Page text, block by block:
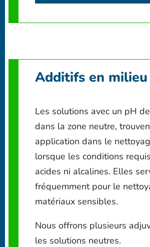
Additifs en
Les solutions avec un pH
dans la zone neutre,
application dans le
lorsque les conditions
acides ni alcalines. Elles
fréquemment pour le
matériaux sensibles.
Nous offrons plusieurs
les solutions neutres.